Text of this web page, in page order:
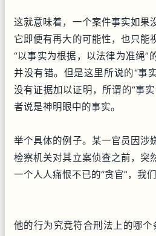
这就意味着，一个案件事实如果
它即便有再大的可能性，也只能
“以事实为根据，以法律为准绳”
并没有错。但是这里所说的“事
没有证据加以证明，所谓的“事
者说是神明眼中的事实。
举个具体的例子。某一官员因涉
检察机关对其立案侦查之前，突
一个人人痛恨不已的“贪官”，我
他的行为究竟符合刑法上的哪